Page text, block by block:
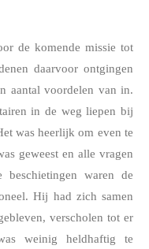
de komende missie tot
daarvoor ontgingen
aantal voordelen van in.
in de weg liepen bij
was heerlijk om even te
geweest en alle vragen
waren de
Hij had zich samen
verscholen tot er
weinig heldhaftig te